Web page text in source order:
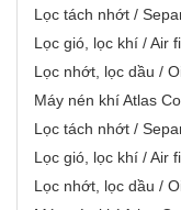
Lọc tách nhớt /
Lọc gió, lọc khí / Air
Lọc nhớt, lọc dầu /
Máy nén khí Atlas
Lọc tách nhớt /
Lọc gió, lọc khí / Air
Lọc nhớt, lọc dầu /